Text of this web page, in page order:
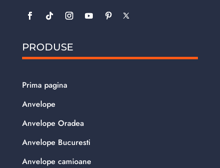
PRODUSE
Prima pagina
Anvelope
Anvelope Oradea
Anvelope Bucuresti
Anvelope camioane